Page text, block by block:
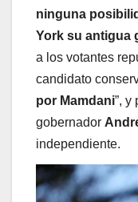
ninguna
York su antigua
a los votantes
candidato
por Mamdani”, y
gobernador
independiente.